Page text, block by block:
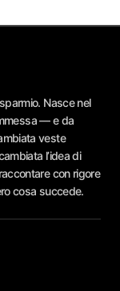
Nasce nel
— e da
veste
l’idea di
con rigore
cosa succede.